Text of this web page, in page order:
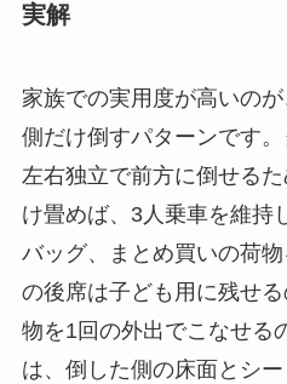
実解
家族での実用度が高いの
側だけ倒すパターンです
左右独立で前方に倒せる
け畳めば、3人乗車を維持
バッグ、まとめ買いの荷
の後席は子ども用に残せ
物を1回の外出でこなせる
は、倒した側の床面とシ